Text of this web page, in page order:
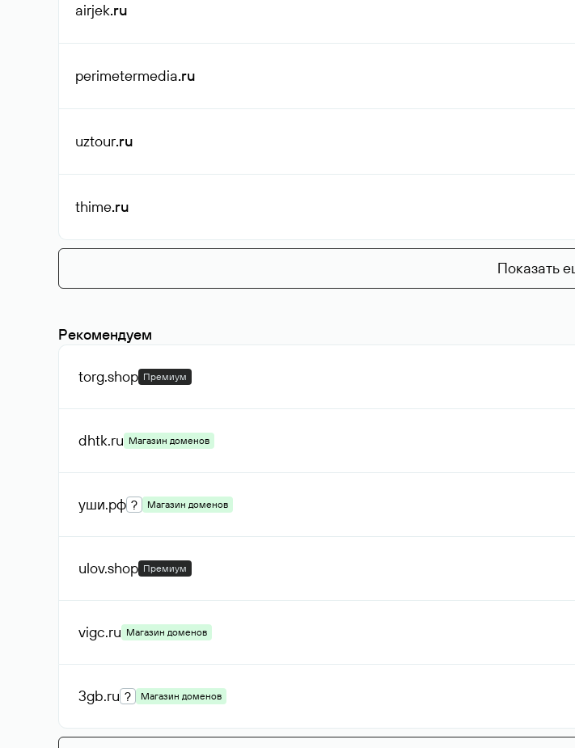
airjek.ru
perimetermedia.ru
uztour.ru
thime.ru
Показать
Рекомендуем
torg.shop Премиум
dhtk.ru Магазин доменов
уши.рф ? Магазин доменов
ulov.shop Премиум
vigc.ru Магазин доменов
3gb.ru ? Магазин доменов